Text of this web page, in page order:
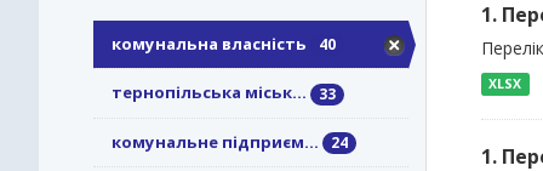
комунальна власність 40
тернопільська міськ... 33
комунальне підприєм... 24
1.
XLSX
1.